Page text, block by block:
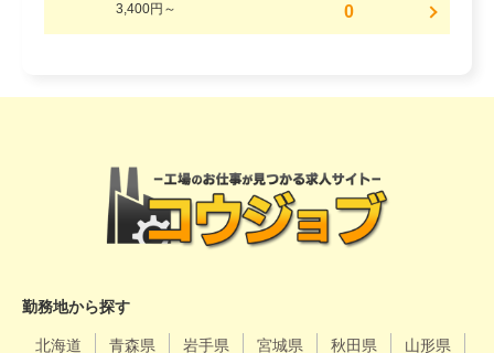
3,400円～ 0
勤務地から探す
北海道 青森県 岩手県 宮城県 秋田県
山形県